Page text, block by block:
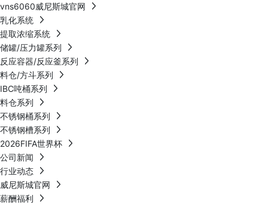
vns6060威尼斯城官网
乳化系统
提取浓缩系统
储罐/压力罐系列
反应容器/反应釜系列
料仓/方斗系列
IBC吨桶系列
料仓系列
不锈钢桶系列
不锈钢槽系列
2026FIFA世界杯
公司新闻
行业动态
威尼斯城官网
薪酬福利